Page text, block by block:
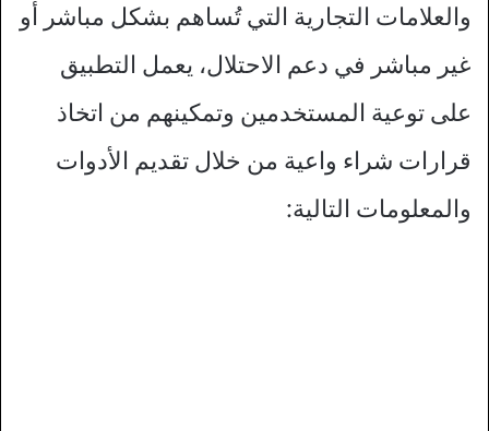
والعلامات التجارية التي تُساهم بشكل مباشر أو
غير مباشر في دعم الاحتلال، يعمل التطبيق
على توعية المستخدمين وتمكينهم من اتخاذ
قرارات شراء واعية من خلال تقديم الأدوات
والمعلومات التالية: